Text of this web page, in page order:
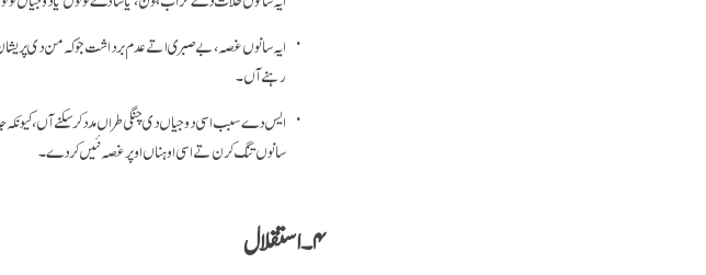
ایہ سانوں غصہ، بے صبری اتے عدم برداشت جو کہ من دی
رہنے آں۔
ایس دے سبب اسی دوجیاں دی چنگی طراں مدد کر سکنے آں،
سانوں تنگ کرن تے اسی اوہناں اوپر غصہ نئیں کردے۔
۴۔ استقلال